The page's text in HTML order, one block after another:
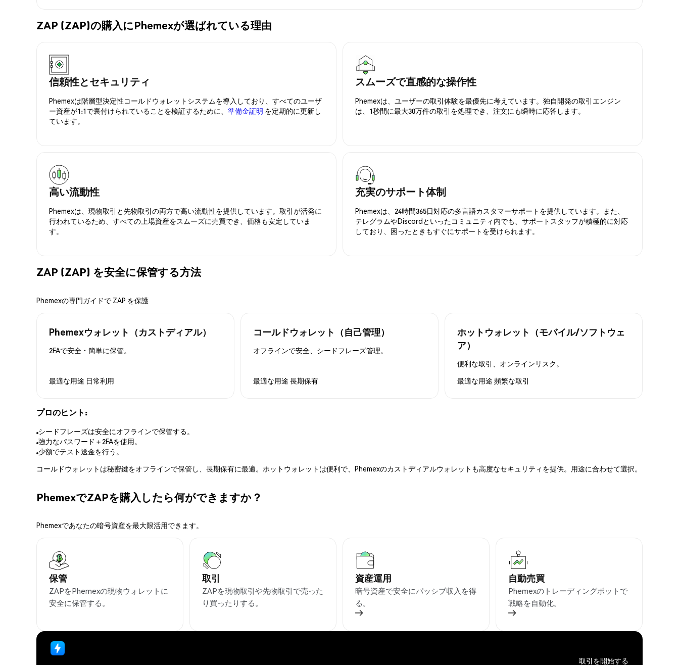
ZAP (ZAP)の購入にPhemexが選ばれている理由
信頼性とセキュリティ
Phemexは階層型決定性コールドウォレットシステムを導入しており、すべてのユーザ
ー資産が1:1で裏付けられていることを検証するために、 準備金証明 を定期的に更新し
ています。
スムーズで直感的な操作性
Phemexは、ユーザーの取引体験を最優先に考えています。独自開発の取引エンジン
は、1秒間に最大30万件の取引を処理でき、注文にも瞬時に応答します。
高い流動性
Phemexは、現物取引と先物取引の両方で高い流動性を提供しています。取引が活発に
行われているため、すべての上場資産をスムーズに売買でき、価格も安定していま
す。
充実のサポート体制
Phemexは、24時間365日対応の多言語カスタマーサポートを提供しています。また、
テレグラムやDiscordといったコミュニティ内でも、サポートスタッフが積極的に対応
しており、困ったときもすぐにサポートを受けられます。
ZAP (ZAP) を安全に保管する方法
Phemexの専門ガイドで ZAP を保護
Phemexウォレット（カストディアル）
2FAで安全・簡単に保管。
最適な用途 日常利用
コールドウォレット（自己管理）
オフラインで安全、シードフレーズ管理。
最適な用途 長期保有
ホットウォレット（モバイル/ソフトウェ
ア）
便利な取引、オンラインリスク。
最適な用途 頻繁な取引
プロのヒント:
シードフレーズは安全にオフラインで保管する。
強力なパスワード＋2FAを使用。
少額でテスト送金を行う。
コールドウォレットは秘密鍵をオフラインで保管し、長期保有に最適。ホットウォレットは便利で、Phemexのカストディアルウォレットも高度なセキュリティを提供。用途に合わせて選択。
PhemexでZAPを購入したら何ができますか？
Phemexであなたの暗号資産を最大限活用できます。
保管
ZAPをPhemexの現物ウォレットに
安全に保管する。
取引
ZAPを現物取引や先物取引で売った
り買ったりする。
資産運用
暗号資産で安全にパッシブ収入を得
る。
自動売買
Phemexのトレーディングボットで
戦略を自動化。
取引を開始する